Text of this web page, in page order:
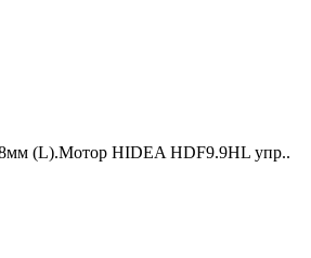
(L).Мотор HIDEA HDF9.9HL упр..